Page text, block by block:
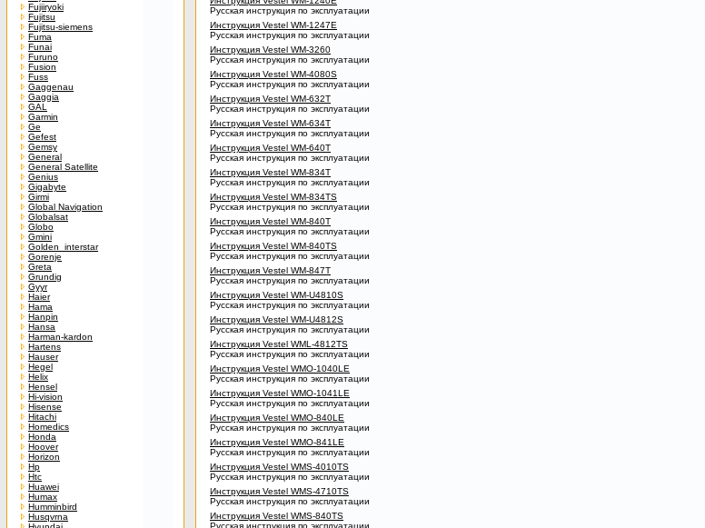
Fujiiryoki
Fujitsu
Fujitsu-siemens
Fuma
Funai
Furuno
Fusion
Fuss
Gaggenau
Gaggia
GAL
Garmin
Ge
Gefest
Gemsy
General
General Satellite
Genius
Gigabyte
Girmi
Global Navigation
Globalsat
Globo
Gmini
Golden_interstar
Gorenje
Greta
Grundig
Gyyr
Haier
Hama
Hanpin
Hansa
Harman-kardon
Hartens
Hauser
Hegel
Helix
Hensel
Hi-vision
Hisense
Hitachi
Homedics
Honda
Hoover
Horizon
Hp
Htc
Huawei
Humax
Humminbird
Husqvrna
Русская инструкция по эксплуатации
Инструкция Vestel WM-1247E
Русская инструкция по эксплуатации
Инструкция Vestel WM-3260
Русская инструкция по эксплуатации
Инструкция Vestel WM-4080S
Русская инструкция по эксплуатации
Инструкция Vestel WM-632T
Русская инструкция по эксплуатации
Инструкция Vestel WM-634T
Русская инструкция по эксплуатации
Инструкция Vestel WM-640T
Русская инструкция по эксплуатации
Инструкция Vestel WM-834T
Русская инструкция по эксплуатации
Инструкция Vestel WM-834TS
Русская инструкция по эксплуатации
Инструкция Vestel WM-840T
Русская инструкция по эксплуатации
Инструкция Vestel WM-840TS
Русская инструкция по эксплуатации
Инструкция Vestel WM-847T
Русская инструкция по эксплуатации
Инструкция Vestel WM-U4810S
Русская инструкция по эксплуатации
Инструкция Vestel WM-U4812S
Русская инструкция по эксплуатации
Инструкция Vestel WML-4812TS
Русская инструкция по эксплуатации
Инструкция Vestel WMO-1040LE
Русская инструкция по эксплуатации
Инструкция Vestel WMO-1041LE
Русская инструкция по эксплуатации
Инструкция Vestel WMO-840LE
Русская инструкция по эксплуатации
Инструкция Vestel WMO-841LE
Русская инструкция по эксплуатации
Инструкция Vestel WMS-4010TS
Русская инструкция по эксплуатации
Инструкция Vestel WMS-4710TS
Русская инструкция по эксплуатации
Инструкция Vestel WMS-840TS
Русская инструкция по эксплуатации